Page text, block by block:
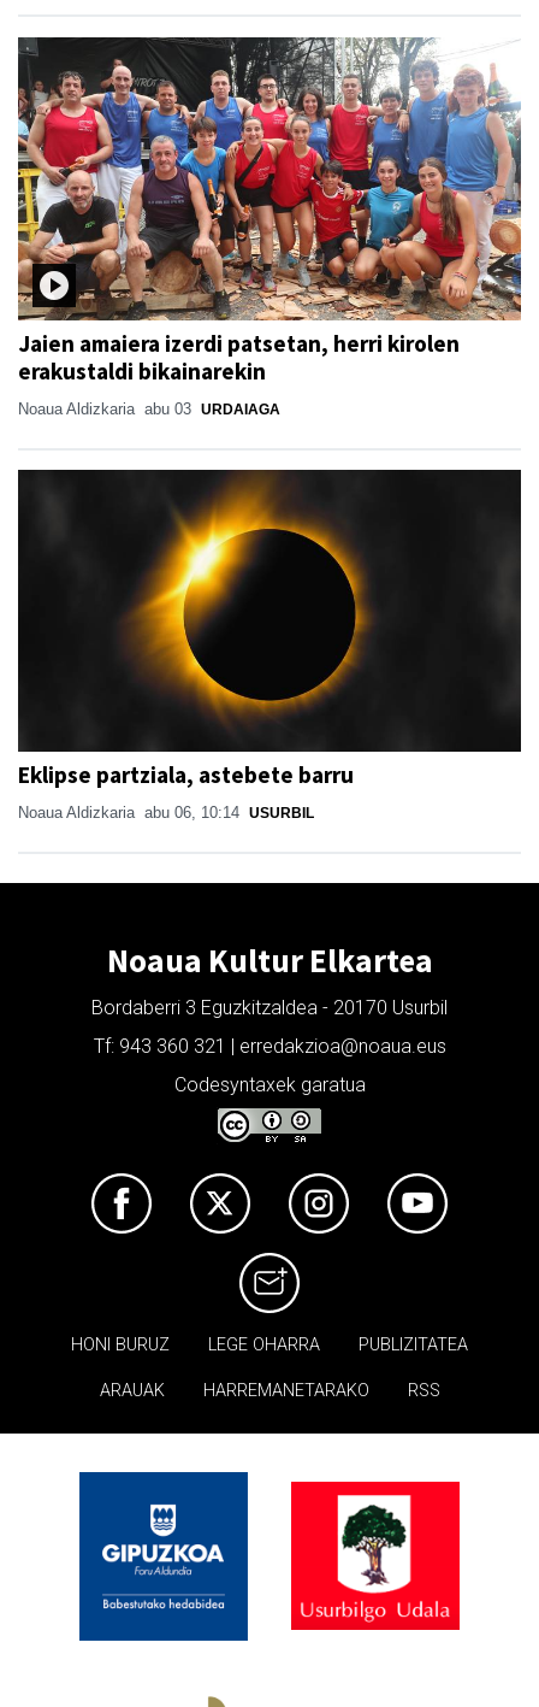
Jaien amaiera izerdi patsetan, herri kirolen
erakustaldi bikainarekin
Noaua Aldizkaria abu 03 URDAIAGA
Eklipse partziala, astebete barru
Noaua Aldizkaria abu 06, 10:14 USURBIL
Noaua Kultur Elkartea
Bordaberri 3 Eguzkitzaldea - 20170 Usurbil
Tf: 943 360 321 | erredakzioa@noaua.eus
Codesyntaxek garatua
HONI BURUZ LEGE OHARRA PUBLIZITATEA
ARAUAK HARREMANETARAKO RSS